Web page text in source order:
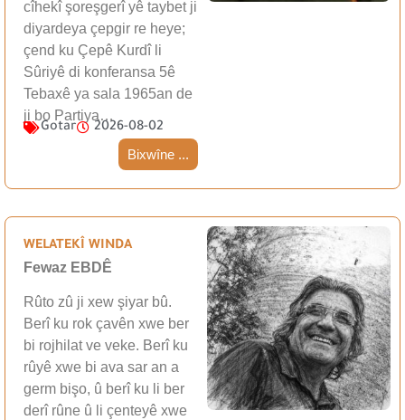
cîhekî şoreşgerî yê taybet ji
diyardeya çepgir re heye;
çend ku Çepê Kurdî li
Sûriyê di konferansa 5ê
Tebaxê ya sala 1965an de
ji bo Partiya…
Gotar 2026-08-02
Bixwîne ...
WELATEKÎ WINDA
Fewaz EBDÊ
Rûto zû ji xew şiyar bû.
Berî ku rok çavên xwe ber
bi rojhilat ve veke. Berî ku
rûyê xwe bi ava sar an a
germ bişo, û berî ku li ber
derî rûne û li çenteyê xwe